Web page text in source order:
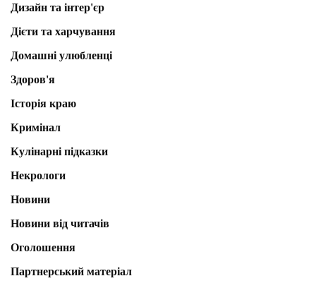
Дизайн та інтер'єр
Дієти та харчування
Домашні улюбленці
Здоров'я
Історія краю
Кримінал
Кулінарні підказки
Некрологи
Новини
Новини від читачів
Оголошення
Партнерський матеріал